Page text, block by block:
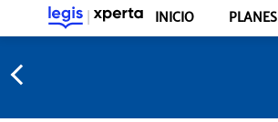
INICIO PLANES